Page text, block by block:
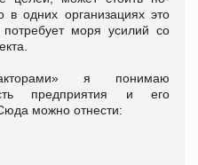
в одних организациях это
моря усилий со
я понимаю
предприятия и его
можно отнести: